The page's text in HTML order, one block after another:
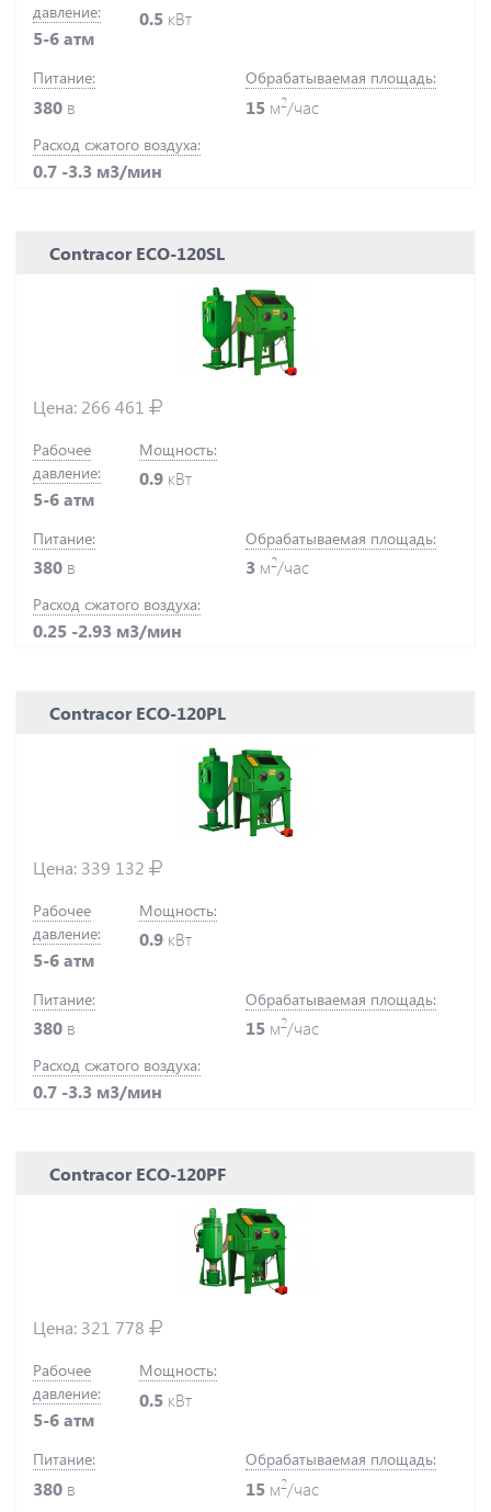
давление:
5-6 атм
0.5 кВт
Питание:
380 в
Обрабатываемая площадь:
15 м2/час
Расход сжатого воздуха:
0.7 -3.3 м3/мин
Contracor ECO-120SL
Цена: 266 461
Рабочее
давление:
5-6 атм
Мощность:
0.9 кВт
Питание:
380 в
Обрабатываемая площадь:
3 м2/час
Расход сжатого воздуха:
0.25 -2.93 м3/мин
Contracor ECO-120PL
Цена: 339 132
Рабочее
давление:
5-6 атм
Мощность:
0.9 кВт
Питание:
380 в
Обрабатываемая площадь:
15 м2/час
Расход сжатого воздуха:
0.7 -3.3 м3/мин
Contracor ECO-120PF
Цена: 321 778
Рабочее
давление:
5-6 атм
Мощность:
0.5 кВт
Питание:
380 в
Обрабатываемая площадь:
15 м2/час